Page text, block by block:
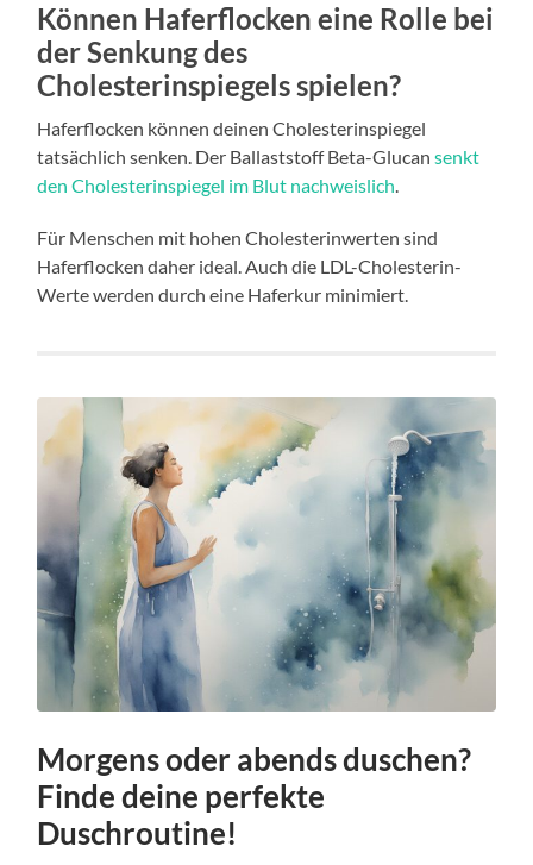
Können Haferflocken eine Rolle bei
der Senkung des
Cholesterinspiegels spielen?
Haferflocken können deinen Cholesterinspiegel
tatsächlich senken. Der Ballaststoff Beta-Glucansenkt
den Cholesterinspiegel im Blut nachweislich.
Für Menschen mit hohen Cholesterinwerten sind
Haferflocken daher ideal. Auch die LDL-Cholesterin-
Werte werden durch eine Haferkur minimiert.
Morgens oder abends duschen?
Finde deine perfekte
Duschroutine!